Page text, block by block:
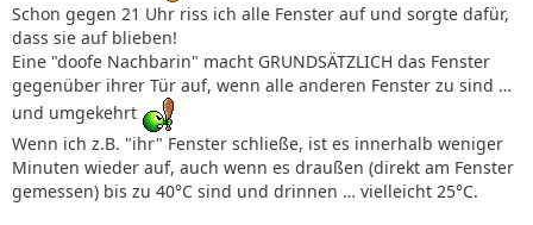
Schon gegen 21 Uhr riss ich alle Fenster auf und sorgte dafür,
dass sie auf blieben!
Eine "doofe Nachbarin" macht GRUNDSÄTZLICH das Fenster
gegenüber ihrer Tür auf, wenn alle anderen Fenster zu sind …
und umgekehrt
Wenn ich z.B. "ihr" Fenster schließe, ist es innerhalb weniger
Minuten wieder auf, auch wenn es draußen (direkt am Fenster
gemessen) bis zu 40°C sind und drinnen … vielleicht 25°C.